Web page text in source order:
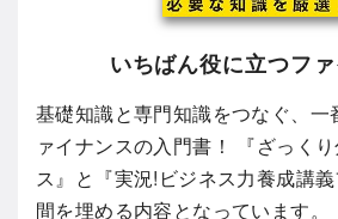
いちばん役に立つフ
基礎知識と専門知識をつなぐ、一
ァイナンスの入門書！ 『ざっく
ス』と『実況!ビジネス力養成講
間を埋める内容となっています。